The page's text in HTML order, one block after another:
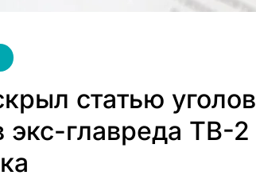
статью
экс-главреда ТВ-2